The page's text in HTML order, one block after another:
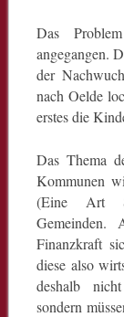
Das
angegangen.
der
nach Oelde
erstes die
Das Thema
Kommunen
(Eine Art
Gemeinden.
Finanzkraft
diese also
deshalb
sondern